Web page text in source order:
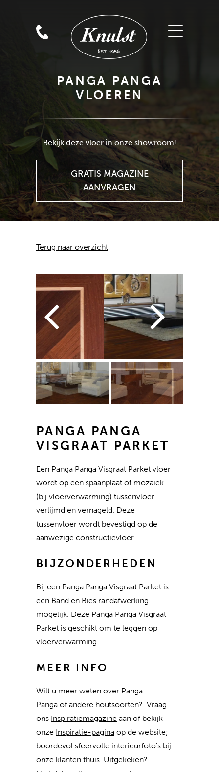
PANGA PANGA
VLOEREN
Bekijk deze vloer in onze showroom!
GRATIS MAGAZINE
AANVRAGEN
GRATIS MAGAZINE
AANVRAGEN
Terug naar overzicht
PANGA PANGA
VISGRAAT PARKET
Een Panga Panga Visgraat Parket vloer
wordt op een spaanplaat of mozaiek
(bij vloerverwarming) tussenvloer
verlijmd en vernageld. Deze
tussenvloer wordt bevestigd op de
aanwezige constructievloer.
BIJZONDERHEDEN
Bij een Panga Panga Visgraat Parket is
een Band en Bies randafwerking
mogelijk. Deze Panga Panga Visgraat
Parket is geschikt om te leggen op
vloerverwarming.
MEER INFO
Wilt u meer weten over Panga
Panga of andere houtsoorten? Vraag
ons Inspiratiemagazine aan of bekijk
onze Inspiratie-pagina op de website;
boordevol sfeervolle interieurfoto's bij
onze klanten thuis. Uitgekeken?